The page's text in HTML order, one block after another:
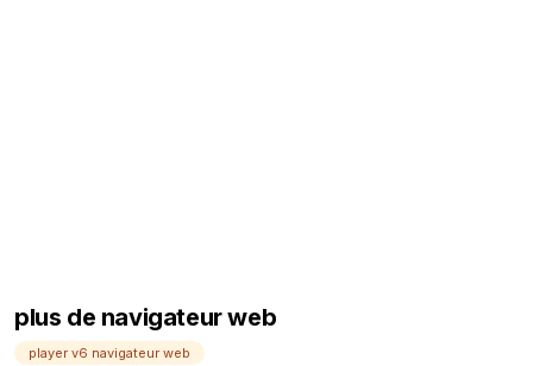
plus de navigateur web
player v6 navigateur web